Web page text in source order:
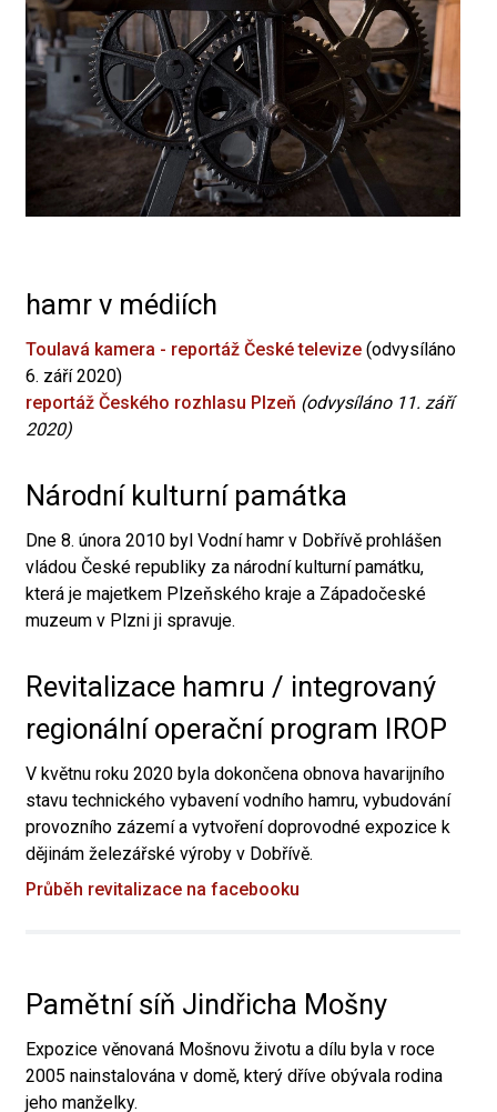
hamr v médiích
Toulavá kamera - reportáž České televize (odvysíláno
6. září 2020)
reportáž Českého rozhlasu Plzeň (odvysíláno 11. září
2020)
Národní kulturní památka
Dne 8. února 2010 byl Vodní hamr v Dobřívě prohlášen
vládou České republiky za národní kulturní památku,
která je majetkem Plzeňského kraje a Západočeské
muzeum v Plzni ji spravuje.
Revitalizace hamru / integrovaný
regionální operační program IROP
V květnu roku 2020 byla dokončena obnova havarijního
stavu technického vybavení vodního hamru, vybudování
provozního zázemí a vytvoření doprovodné expozice k
dějinám železářské výroby v Dobřívě.
Průběh revitalizace na facebooku
Pamětní síň Jindřicha Mošny
Expozice věnovaná Mošnovu životu a dílu byla v roce
2005 nainstalována v domě, který dříve obývala rodina
jeho manželky.